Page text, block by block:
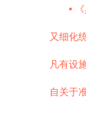
•
又细化
凡有设
自关于